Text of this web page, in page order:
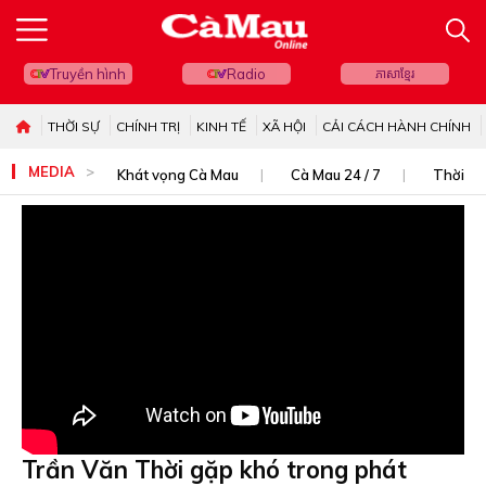
Truyền hình Radio ភាសាខ្មែរ
THỜI SỰ CHÍNH TRỊ KINH TẾ XÃ HỘI CẢI CÁCH HÀNH CHÍNH
MEDIA Khát vọng Cà Mau Cà Mau 24 / 7 Thời sự
Trần Văn Thời gặp khó trong phát